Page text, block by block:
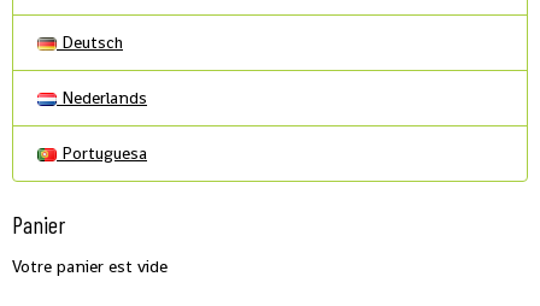
Deutsch
Nederlands
Portuguesa
Panier
Votre panier est vide